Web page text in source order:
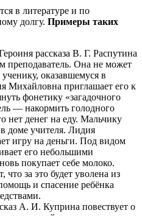
в литературе и по
долгу. Примеры таких
рассказа В. Г. Распутина
преподаватель. Она не может
оказавшемуся в
Михайловна приглашает его к
фонетику «загадочного
— накормить голодного
нет денег на еду. Мальчику
в доме учителя. Лидия
игру на деньги. Под видом
его небольшими
покупает себе молоко.
что за это будет уволена из
и спасение ребёнка
А. И. Куприна повествует о